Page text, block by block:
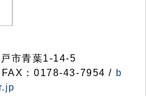
市青葉1-14-5
：0178-43-7954 / b